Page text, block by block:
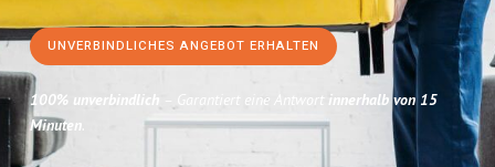
UNVERBINDLICHES ANGEBOT ERHALTEN
100% unverbindlich – Garantiert eine Antwort innerhalb von 15
Minuten.